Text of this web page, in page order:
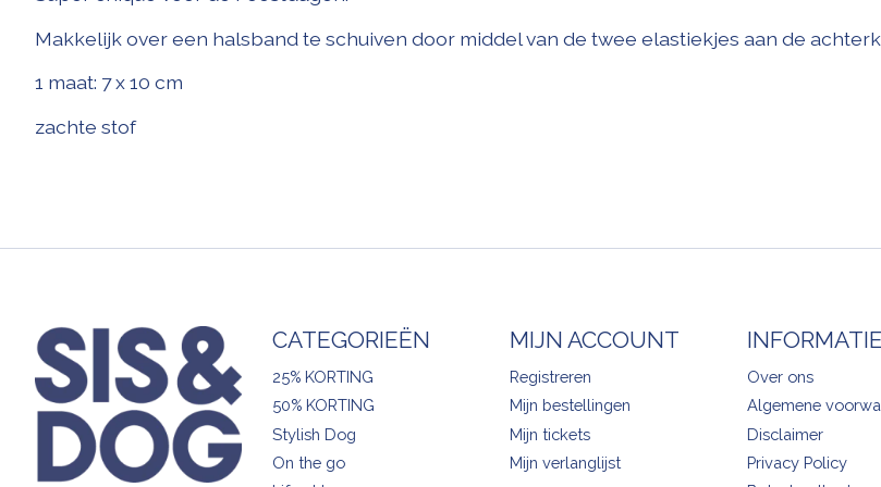
Makkelijk over een halsband te schuiven door middel van de twee elastiekjes aan de
1 maat: 7 x 10 cm
zachte stof
CATEGORIEËN
25% KORTING
50% KORTING
Stylish Dog
On the go
MIJN ACCOUNT
Registreren
Mijn bestellingen
Mijn tickets
Mijn verlanglijst
INFORMATIE
Over ons
Algemene
Disclaimer
Privacy Policy